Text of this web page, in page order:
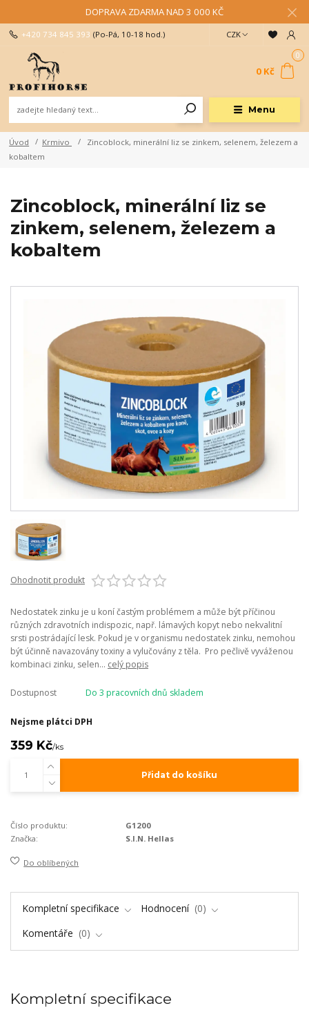
DOPRAVA ZDARMA NAD 3 000 KČ
Menu
CZK
+420 734 845 393 (Po-Pá, 10-18 hod.)
0
0 Kč
Úvod Krmivo
Zincoblock, minerální liz se zinkem, selenem, železem a
kobaltem
Zincoblock, minerální liz se
zinkem, selenem, železem a
kobaltem
Ohodnotit produkt
Nedostatek zinku je u koní častým problémem a může být příčinou
různých zdravotních indispozic, např. lámavých kopyt nebo nekvalitní
srsti postrádající lesk. Pokud je v organismu nedostatek zinku, nemohou
být účinně navazovány toxiny a vylučovány z těla. Pro pečlivě vyváženou
kombinaci zinku, selen... celý popis
Dostupnost Do 3 pracovních dnů skladem
Nejsme plátci DPH
359 Kč/ks
Přidat do košíku
Číslo produktu:
G1200
Značka:
S.I.N. Hellas
Do oblíbených
Kompletní specifikace Hodnocení
0
Komentáře
0
Kompletní specifikace